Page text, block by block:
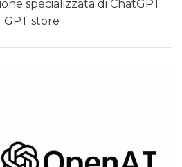
specializzata di ChatGPT
GPT store